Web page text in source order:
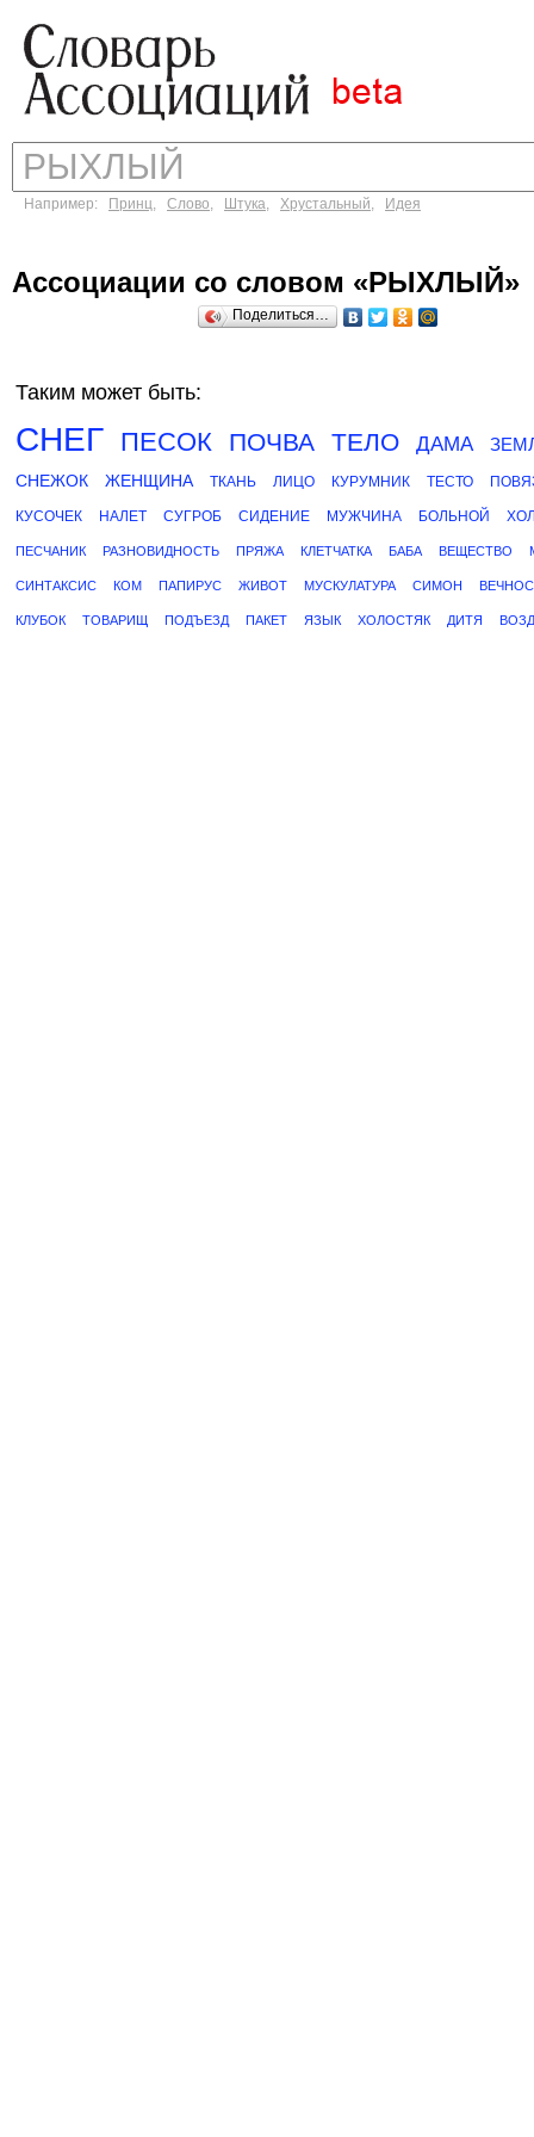
Например: Принц, Слово, Штука, Хрустальный, Идея
Ассоциации со словом «РЫХЛЫЙ»
Поделиться…
Таким может быть:
СНЕГ ПЕСОК ПОЧВА ТЕЛО ДАМА
СНЕЖОК ЖЕНЩИНА ТКАНЬ ЛИЦО КУРУМНИК ТЕСТО
КУСОЧЕК НАЛЕТ СУГРОБ СИДЕНИЕ МУЖЧИНА БОЛЬНОЙ
ПЕСЧАНИК РАЗНОВИДНОСТЬ ПРЯЖА КЛЕТЧАТКА БАБА ВЕЩЕСТВО
СИНТАКСИС КОМ ПАПИРУС ЖИВОТ МУСКУЛАТУРА СИМОН
КЛУБОК ТОВАРИЩ ПОДЪЕЗД ПАКЕТ ЯЗЫК ХОЛОСТЯК ДИТЯ